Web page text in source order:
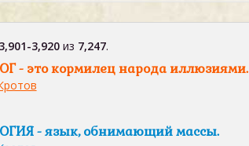
3,901-3,920из 7,247.
- это кормилец народа иллюзиями.
- язык, обнимающий массы.